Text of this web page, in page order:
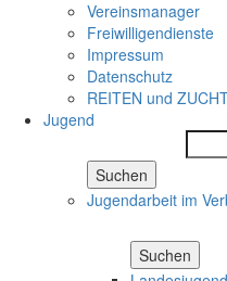
Vereinsmanager
Freiwilligendienste
Impressum
Datenschutz
REITEN und
Jugend
Suchen
Jugendarbeit im
Suchen